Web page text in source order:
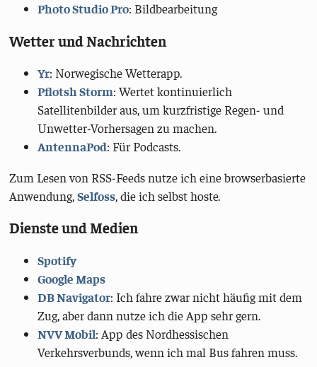
Photo Studio Pro: Bildbearbeitung
Wetter und Nachrichten
Yr: Norwegische Wetterapp.
Pflotsh Storm: Wertet kontinuierlich
Satellitenbilder aus, um kurzfristige Regen- und
Unwetter-Vorhersagen zu machen.
AntennaPod: Für Podcasts.
Zum Lesen von RSS-Feeds nutze ich eine browserbasierte
Anwendung,Selfoss, die ich selbst hoste.
Dienste und Medien
Spotify
Google Maps
DB Navigator: Ich fahre zwar nicht häufig mit dem
Zug, aber dann nutze ich die App sehr gern.
NVV Mobil: App des Nordhessischen
Verkehrsverbunds, wenn ich mal Bus fahren muss.